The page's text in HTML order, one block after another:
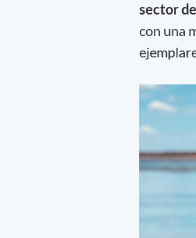
sector
con una